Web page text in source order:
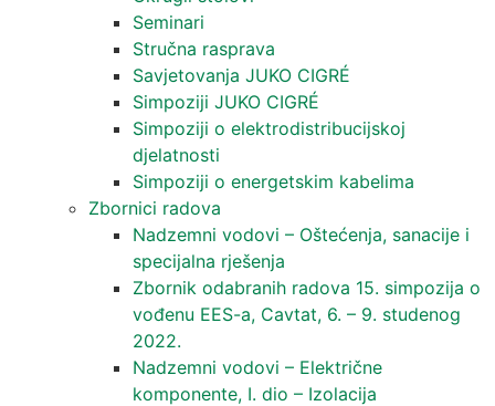
Seminari​
Stručna rasprava​
Savjetovanja JUKO CIGRÉ
Simpoziji JUKO CIGRÉ
Simpoziji o elektrodistribucijskoj
djelatnosti
Simpoziji o energetskim kabelima
Zbornici radova
Nadzemni vodovi – Oštećenja, sanacije i
specijalna rješenja
Zbornik odabranih radova 15. simpozija o
vođenu EES-a, Cavtat, 6. – 9. studenog
2022.
Nadzemni vodovi – Električne
komponente, I. dio – Izolacija